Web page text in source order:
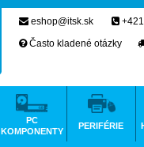
eshop@itsk.sk
Často kladené otázky
PC
KOMPONENTY
PERIFÉRIE